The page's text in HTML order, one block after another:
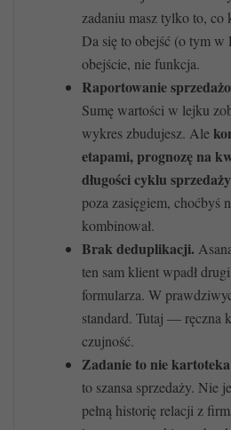
zadaniu masz tylko to, co
Da się to obejść (o tym w
obejście, nie funkcja.
Raportowanie
Sumę wartości w lejku
wykres zbudujesz. Ale
etapami, prognozę na
długości cyklu sprzedaży
poza zasięgiem, choćbyś
kombinował.
Brak deduplikacji.
ten sam klient wpadł
formularza. W
standard. Tutaj — ręczna
czujność.
Zadanie to nie
to szansa sprzedaży. Nie
pełną historię relacji z